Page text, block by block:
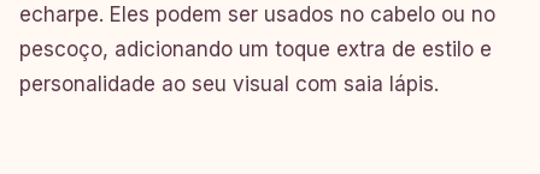
echarpe. Eles podem ser usados no cabelo ou no
pescoço, adicionando um toque extra de estilo e
personalidade ao seu visual com saia lápis.